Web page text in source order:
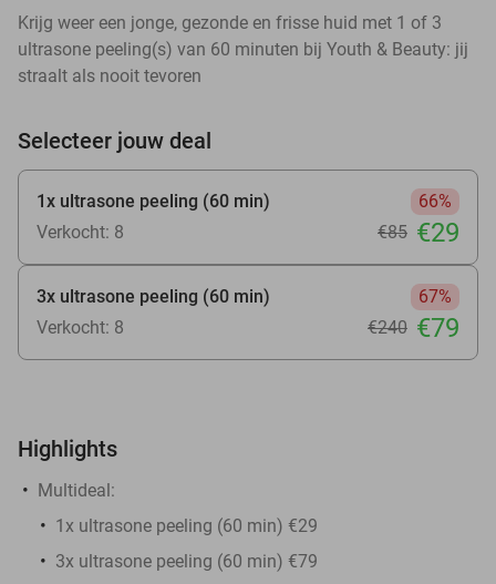
Krijg weer een jonge, gezonde en frisse huid met 1 of 3
ultrasone peeling(s) van 60 minuten bij Youth & Beauty: jij
straalt als nooit tevoren
Selecteer jouw deal
1x ultrasone peeling (60 min)
66%
Verkocht: 8
€85 €29
3x ultrasone peeling (60 min)
67%
Verkocht: 8
€240 €79
Highlights
Multideal:
1x ultrasone peeling (60 min) €29
3x ultrasone peeling (60 min) €79